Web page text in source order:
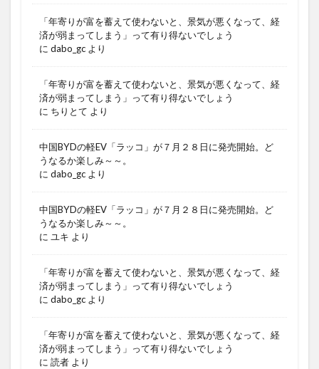
「年寄りが富を蓄えて使わないと、景気が悪くなって、経
済が弱まってしまう」って有り得ないでしょう
に dabo_gc より
「年寄りが富を蓄えて使わないと、景気が悪くなって、経
済が弱まってしまう」って有り得ないでしょう
に ちりとて より
中国BYDの軽EV「ラッコ」が７月２８日に発売開始。ど
うなるか楽しみ～～。
に dabo_gc より
中国BYDの軽EV「ラッコ」が７月２８日に発売開始。ど
うなるか楽しみ～～。
に ユキ より
「年寄りが富を蓄えて使わないと、景気が悪くなって、経
済が弱まってしまう」って有り得ないでしょう
に dabo_gc より
「年寄りが富を蓄えて使わないと、景気が悪くなって、経
済が弱まってしまう」って有り得ないでしょう
に 読者 より